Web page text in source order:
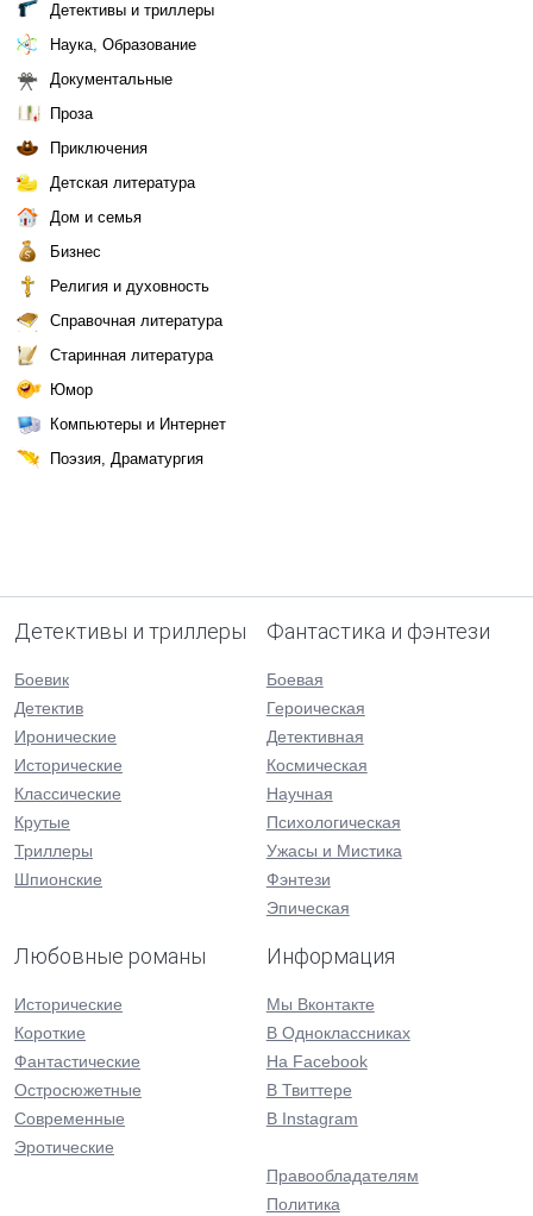
Детективы и триллеры
Наука, Образование
Документальные
Проза
Приключения
Детская литература
Дом и семья
Бизнес
Религия и духовность
Справочная литература
Старинная литература
Юмор
Компьютеры и Интернет
Поэзия, Драматургия
Детективы и триллеры
Боевик
Детектив
Иронические
Исторические
Классические
Крутые
Триллеры
Шпионские
Фантастика и фэнтези
Боевая
Героическая
Детективная
Космическая
Научная
Психологическая
Ужасы и Мистика
Фэнтези
Эпическая
Любовные романы
Исторические
Короткие
Фантастические
Остросюжетные
Современные
Эротические
Информация
Мы Вконтакте
В Одноклассниках
На Facebook
В Твиттере
В Instagram
Правообладателям
Политика